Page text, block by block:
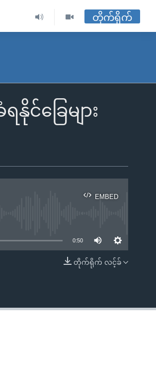
တိုက်ရိုက်
င်ခြေများ
EMBED
EMBED
0:50
တိုက်ရိုက် လင့်ခ်